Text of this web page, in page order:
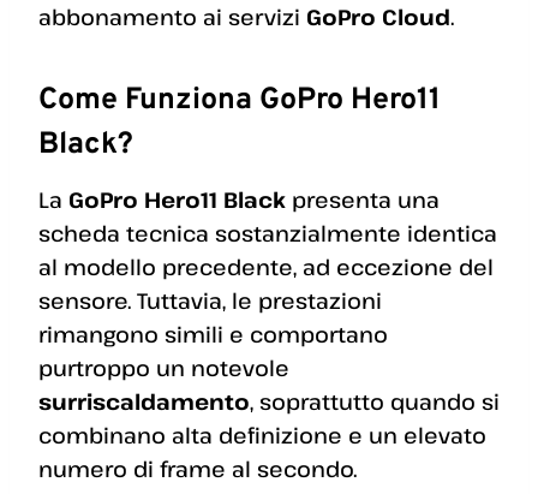
abbonamento ai servizi GoPro Cloud.
Come Funziona GoPro Hero11
Black?
La GoPro Hero11 Black presenta una
scheda tecnica sostanzialmente identica
al modello precedente, ad eccezione del
sensore. Tuttavia, le prestazioni
rimangono simili e comportano
purtroppo un notevole
surriscaldamento, soprattutto quando si
combinano alta definizione e un elevato
numero di frame al secondo.